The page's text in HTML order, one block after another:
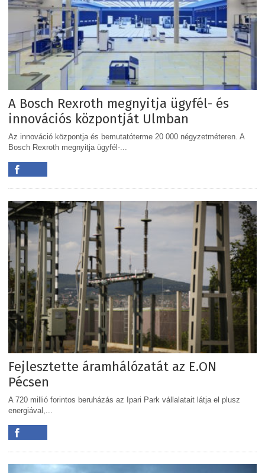
A Bosch Rexroth megnyitja ügyfél- és
innovációs központját Ulmban
Az innováció központja és bemutatóterme 20 000 négyzetméteren. A
Bosch Rexroth megnyitja ügyfél-...
Fejlesztette áramhálózatát az E.ON
Pécsen
A 720 millió forintos beruházás az Ipari Park vállalatait látja el plusz
energiával,...